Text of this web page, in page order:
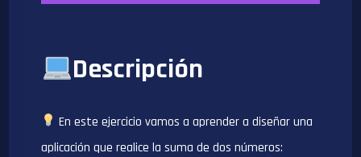
Descripción
En este ejercicio vamos a aprender a diseñar una
aplicación que realice la suma de dos números: